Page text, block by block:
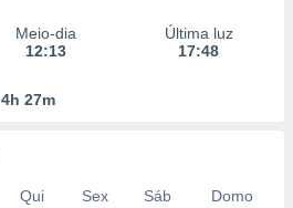
Meio-dia
12:13
Última luz
17:48
4h 27m
Qui Sex Sáb
Domo